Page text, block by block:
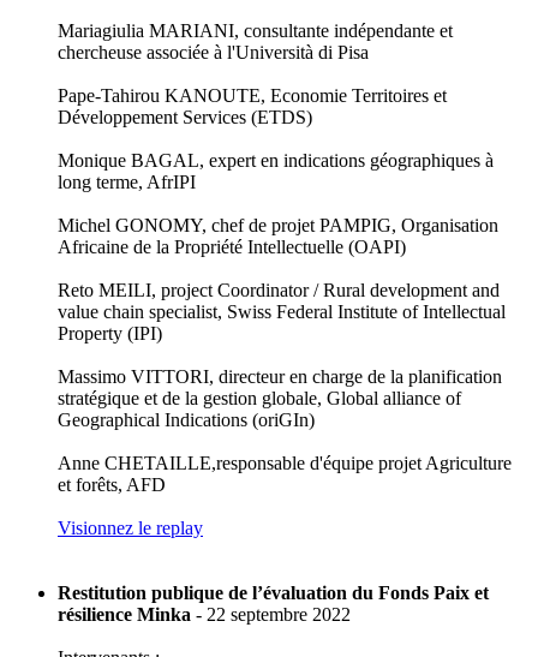
Mariagiulia MARIANI, consultante indépendante et
chercheuse associée à l'Università di Pisa
Pape-Tahirou KANOUTE, Economie Territoires et
Développement Services (ETDS)
Monique BAGAL, expert en indications géographiques à
long terme, AfrIPI
Michel GONOMY, chef de projet PAMPIG, Organisation
Africaine de la Propriété Intellectuelle (OAPI)
Reto MEILI, project Coordinator / Rural development and
value chain specialist, Swiss Federal Institute of Intellectual
Property (IPI)
Massimo VITTORI, directeur en charge de la planification
stratégique et de la gestion globale, Global alliance of
Geographical Indications (oriGIn)
Anne CHETAILLE,responsable d'équipe projet Agriculture
et forêts, AFD
Visionnez le replay
Restitution publique de l’évaluation du Fonds Paix et
résilience Minka - 22 septembre 2022